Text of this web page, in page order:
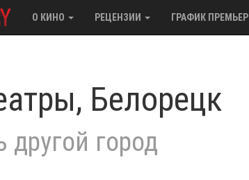
О КИНО РЕЦЕНЗИИ ГРАФИК ПРЕМЬЕР
Белорецк
другой город